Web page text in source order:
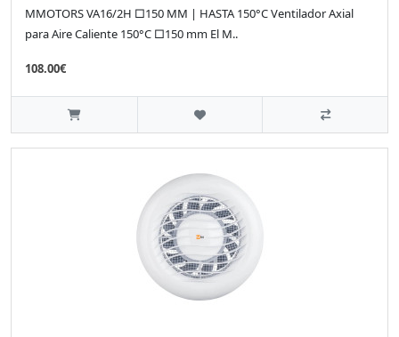
MMOTORS VA16/2H □150 MM | HASTA 150°C Ventilador Axial
para Aire Caliente 150°C □150 mm El M..
108.00€